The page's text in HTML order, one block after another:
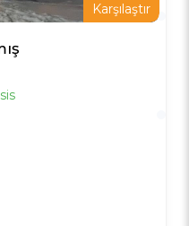
Karşılaştır